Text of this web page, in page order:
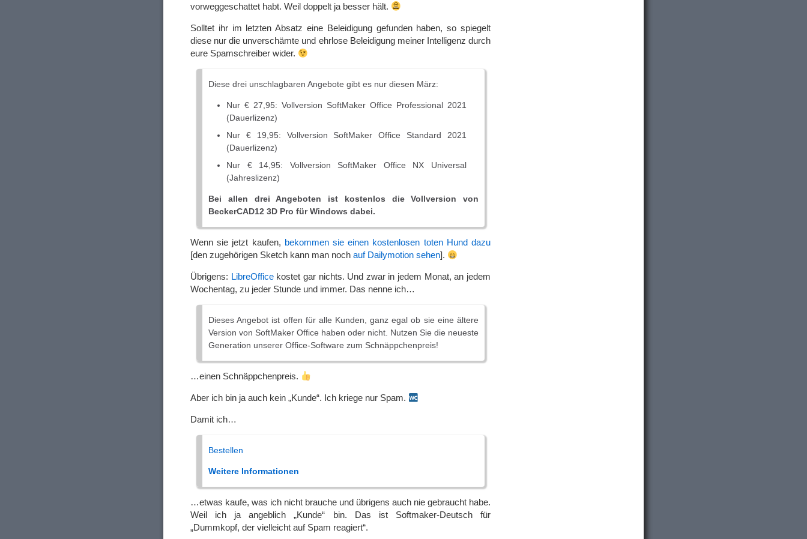
vorweggeschattet habt. Weil doppelt ja besser hält.
Solltet ihr im letzten Absatz eine Beleidigung gefunden haben, so spiegelt
diese nur die unverschämte und ehrlose Beleidigung meiner Intelligenz durch
eure Spamschreiber wider.
Diese drei unschlagbaren Angebote gibt es nur diesen März:
Nur € 27,95: Vollversion SoftMaker Office Professional 2021
(Dauerlizenz)
Nur € 19,95: Vollversion SoftMaker Office Standard 2021
(Dauerlizenz)
Nur € 14,95: Vollversion SoftMaker Office NX Universal
(Jahreslizenz)
Bei allen drei Angeboten ist kostenlos die Vollversion von
BeckerCAD12 3D Pro für Windows dabei.
Wenn sie jetzt kaufen, bekommen sie einen kostenlosen toten Hund dazu
[den zugehörigen Sketch kann man noch auf Dailymotion sehen].
Übrigens: LibreOfficekostet gar nichts. Und zwar in jedem Monat, an jedem
Wochentag, zu jeder Stunde und immer. Das nenne ich…
Dieses Angebot ist offen für alle Kunden, ganz egal ob sie eine ältere
Version von SoftMaker Office haben oder nicht. Nutzen Sie die neueste
Generation unserer Office-Software zum Schnäppchenpreis!
…einen Schnäppchenpreis.
Aber ich bin ja auch kein „Kunde“. Ich kriege nur Spam.
Damit ich…
Bestellen
Weitere Informationen
…etwas kaufe, was ich nicht brauche und übrigens auch nie gebraucht habe.
Weil ich ja angeblich „Kunde“ bin. Das ist Softmaker-Deutsch für
„Dummkopf, der vielleicht auf Spam reagiert“.